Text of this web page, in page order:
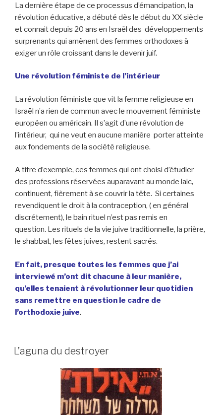
La dernière étape de ce processus d’émancipation, la
révolution éducative, a débuté dès le début du XX siècle
et connait depuis 20 ans en Israël des développements
surprenants qui amènent des femmes orthodoxes à
exiger un rôle croissant dans le devenir juif.
Une révolution féministe de l’intérieur
La révolution féministe que vit la femme religieuse en
Israël n’a rien de commun avec le mouvement féministe
européen ou américain. Il s’agit d’une révolution de
l’intérieur, qui ne veut en aucune manière porter atteinte
aux fondements de la société religieuse.
A titre d’exemple, ces femmes qui ont choisi d’étudier
des professions réservées auparavant au monde laic,
continuent, fièrement à se couvrir la tête. Si certaines
revendiquent le droit à la contraception, ( en général
discrétement), le bain rituel n’est pas remis en
question. Les rituels de la vie juive traditionnelle, la prière,
le shabbat, les fêtes juives, restent sacrés.
En fait, presque toutes les femmes que j’ai
interviewé m’ont dit chacune à leur manière,
qu’elles tenaient à révolutionner leur quotidien
sans remettre en question le cadre de
l’orthodoxie juive.
L’aguna du destroyer